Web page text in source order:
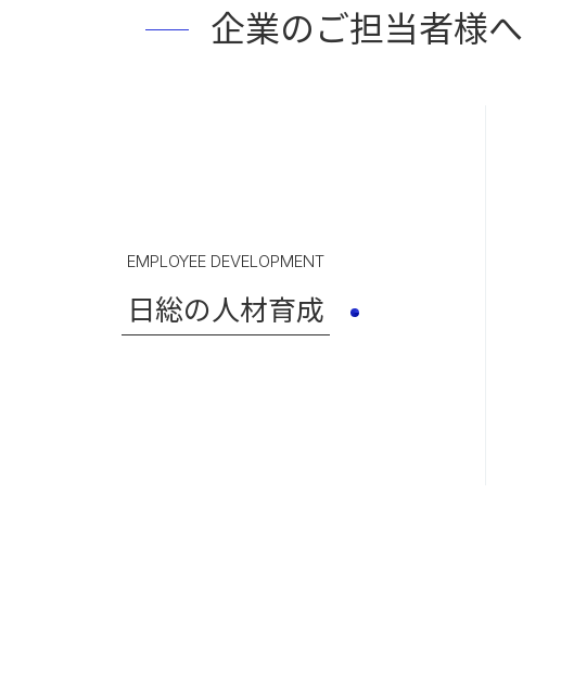
企業のご担当者様へ
EMPLOYEE DEVELOPMENT
日総の人材育成